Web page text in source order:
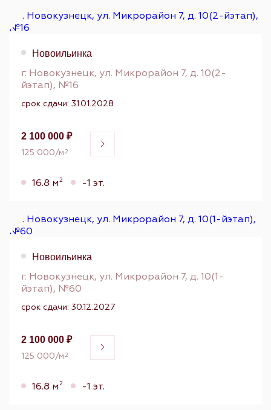
Новоильинка
г. Новокузнецк, ул. Микрорайон 7, д. 10(2-
йэтап), №16
срок сдачи: 31.01.2028
2 100 000 ₽
125 000/м2
16.8 м2 -1 эт.
Новоильинка
г. Новокузнецк, ул. Микрорайон 7, д. 10(1-
йэтап), №60
срок сдачи: 30.12.2027
2 100 000 ₽
125 000/м2
16.8 м2 -1 эт.